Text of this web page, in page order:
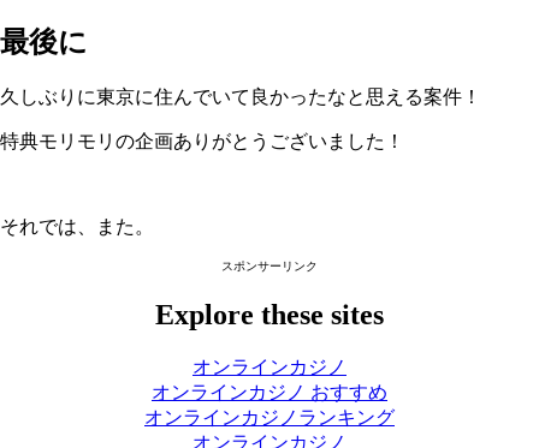
最後に
久しぶりに東京に住んでいて良かったなと思える案件！
特典モリモリの企画ありがとうございました！
それでは、また。
スポンサーリンク
Explore these sites
オンラインカジノ
オンラインカジノ おすすめ
オンラインカジノランキング
オンラインカジノ